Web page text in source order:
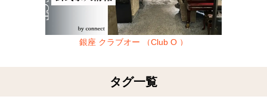
銀座 クラブオー （Club O ）
タグ一覧